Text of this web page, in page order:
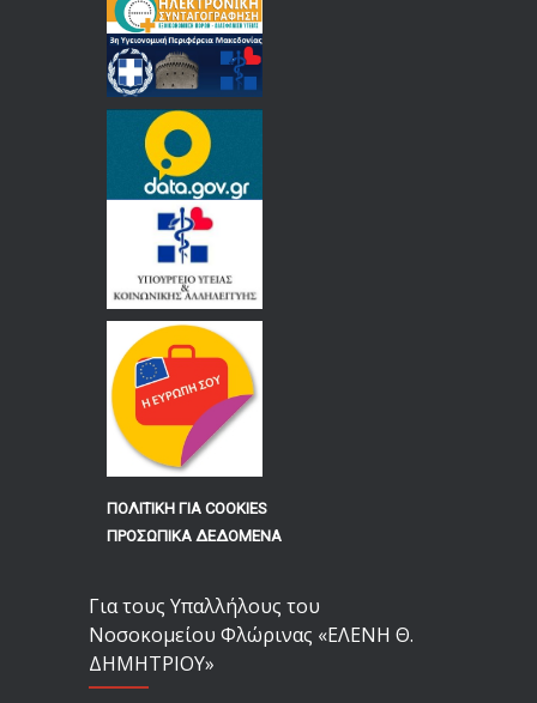
ΠΟΛΙΤΙΚΗ ΓΙΑ COOKIES
ΠΡΟΣΩΠΙΚΑ ΔΕΔΟΜΕΝΑ
Για τους Υπαλλήλους του
Νοσοκομείου Φλώρινας «ΕΛΕΝΗ Θ.
ΔΗΜΗΤΡΙΟΥ»